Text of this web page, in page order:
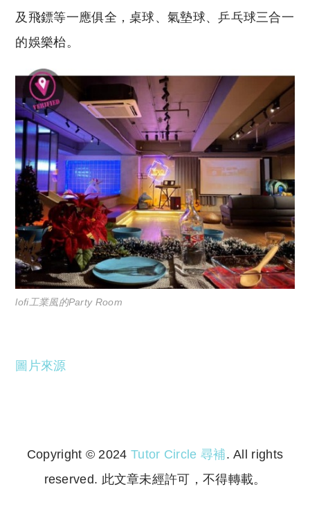
及飛鏢等一應俱全，桌球、氣墊球、乒乓球三合一
的娛樂枱。
lofi工業風的Party Room
圖片來源
Copyright © 2024 Tutor Circle 尋補. All rights
reserved. 此文章未經許可，不得轉載。